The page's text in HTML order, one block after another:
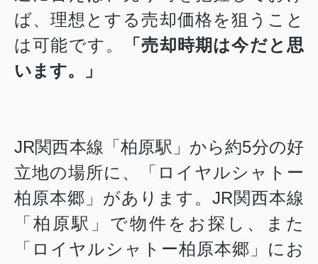
ば、理想とする売却価格を狙うこと
は可能です。
「売却時期は今だと思
います。」
JR関西本線「柏原駅」から約5分の好
立地の場所に、「 ロイヤルシャトー
柏原本郷 」があります。JR関西本線
「柏原駅」で物件をお探し、また
「 ロイヤルシャトー柏原本郷 」にお